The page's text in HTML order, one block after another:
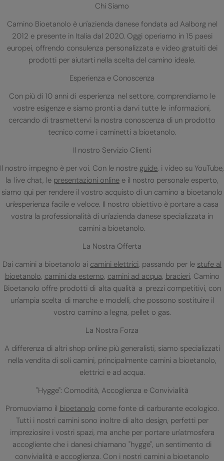
Chi Siamo
Camino Bioetanolo è un'azienda danese fondata ad Aalborg nel
2012 e presente in Italia dal 2020. Oggi operiamo in 15 paesi
europei, offrendo consulenza personalizzata e video gratuiti dei
prodotti per aiutarti nella scelta del camino ideale.
Esperienza e Conoscenza
Con più di 10 anni di esperienza nel settore, comprendiamo le
vostre esigenze e siamo pronti a darvi tutte le informazioni,
cercando di trasmettervi la nostra conoscenza di un prodotto
tecnico come i caminetti a bioetanolo.
Il nostro Servizio Clienti
Il nostro impegno è per voi. Con le nostre guide, i video su YouTube,
la live chat, le presentazioni online e il nostro personale esperto,
siamo qui per rendere il vostro acquisto di un camino a bioetanolo
un'esperienza facile e veloce. Il nostro obiettivo è portare a casa
vostra la professionalità di un'azienda danese specializzata in
camini a bioetanolo.
La Nostra Offerta
Dai camini a bioetanolo ai camini elettrici, passando per le stufe al
bioetanolo, camini da esterno, camini ad acqua, bracieri, Camino
Bioetanolo offre prodotti di alta qualità a prezzi competitivi, con
un'ampia scelta di marche e modelli, che possono sostituire il
vostro camino a legna, pellet o gas.
La Nostra Forza
A differenza di altri shop online più generalisti, siamo specializzati
nella vendita di soli camini, principalmente camini a bioetanolo,
elettrici e ad acqua.
"Hygge": Comodità, Accoglienza e Convivialità
Promuoviamo il bioetanolo come fonte di carburante ecologico.
Tutti i nostri camini sono inoltre di alto design, perfetti per
impreziosire i vostri spazi, ma anche per portare un'atmosfera
accogliente che i danesi chiamano "hygge", un sentimento di
convivialità e accoglienza. Con i nostri camini a bioetanolo